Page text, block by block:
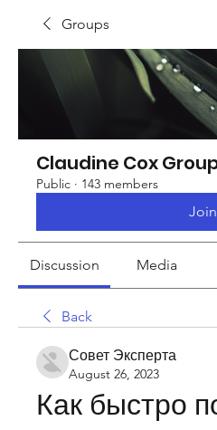
Groups
Claudine Cox
Public · 143 members
Join
Discussion Media
Back
Совет Эксперта
August 26, 2023
Как быстро